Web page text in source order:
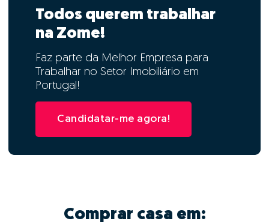
Todos querem trabalhar
na Zome!
Faz parte da Melhor Empresa para
Trabalhar no Setor Imobiliário em
Portugal!
Candidatar-me agora!
Comprar casa em: